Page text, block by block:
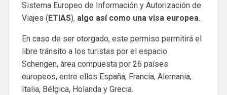
Sistema Europeo de Información y Autorización de
Viajes ( ETIAS), algo así como una visa europea.
En caso de ser otorgado, este permiso permitirá el
libre tránsito a los turistas por el espacio
Schengen, área compuesta por 26 países
europeos, entre ellos España, Francia, Alemania,
Italia, Bélgica, Holanda y Grecia.